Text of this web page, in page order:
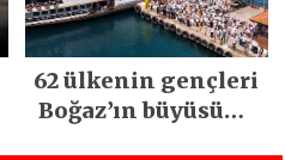
62 ülkenin gençleri
Boğaz’ın büyüsüne